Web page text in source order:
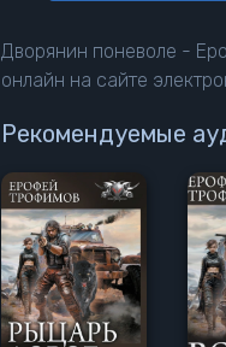
Дворянин поневоле -
онлайн на сайте
Рекомендуемые